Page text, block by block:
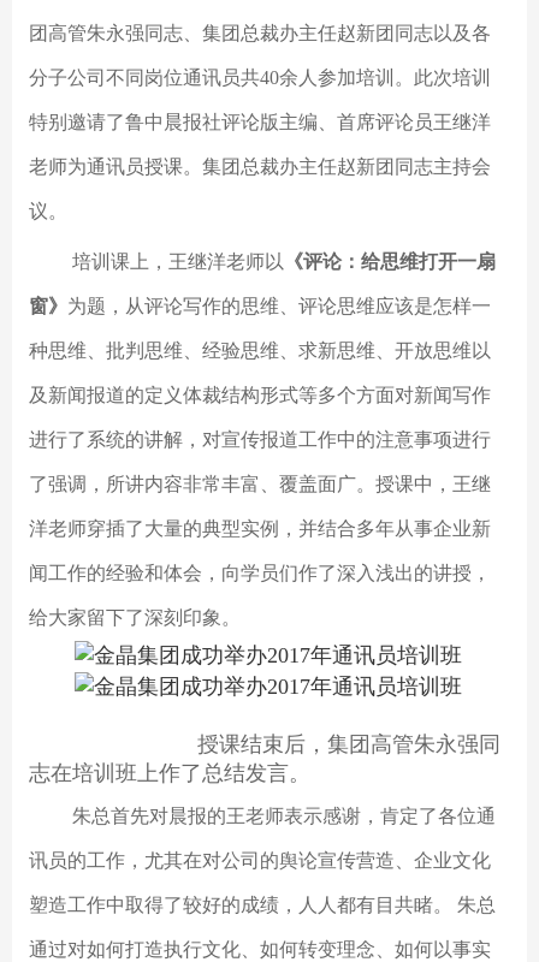
团高管朱永强同志、集团总裁办主任赵新团同志以及各
分子公司不同岗位通讯员共40余人参加培训。此次培训
特别邀请了鲁中晨报社评论版主编、首席评论员王继洋
老师为通讯员授课。集团总裁办主任赵新团同志主持会
议。
培训课上，王继洋老师以 《评论：给思维打开一扇
窗》 为题，从评论写作的思维、评论思维应该是怎样一
种思维、批判思维、经验思维、求新思维、开放思维以
及新闻报道的定义体裁结构形式等多个方面对新闻写作
进行了系统的讲解，对宣传报道工作中的注意事项进行
了强调，所讲内容非常丰富、覆盖面广。授课中，王继
洋老师穿插了大量的典型实例，并结合多年从事企业新
闻工作的经验和体会，向学员们作了深入浅出的讲授，
给大家留下了深刻印象。
授课结束后，集团高管朱永强同
志在培训班上作了总结发言。
朱总首先对晨报的王老师表示感谢，肯定了各位通
讯员的工作，尤其在对公司的舆论宣传营造、企业文化
塑造工作中取得了较好的成绩，人人都有目共睹。 朱总
通过对如何打造执行文化、如何转变理念、如何以事实